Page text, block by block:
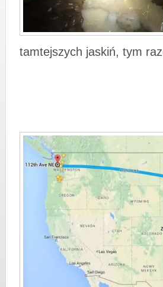
tamtejszych jaskiń, tym